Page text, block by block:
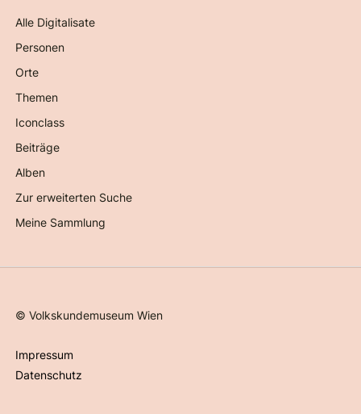
Alle Digitalisate
Personen
Orte
Themen
Iconclass
Beiträge
Alben
Zur erweiterten Suche
Meine Sammlung
©Volkskundemuseum Wien
Impressum
Datenschutz